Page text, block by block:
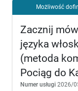
Możliwość
Zacznij
języka
(metoda
Pociąg do
Numer usługi 2026/